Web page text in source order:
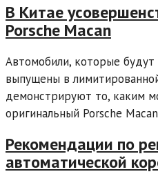
В Китае
Porsche Macan
Автомобили, которые будут
выпущены в
демонстрируют то, каким
оригинальный Porsche
Рекомендации по
автоматической